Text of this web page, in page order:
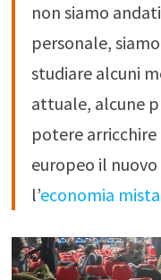
non siamo
personale,
studiare alcuni
attuale, alcune
potere
europeo il
l’economia mista